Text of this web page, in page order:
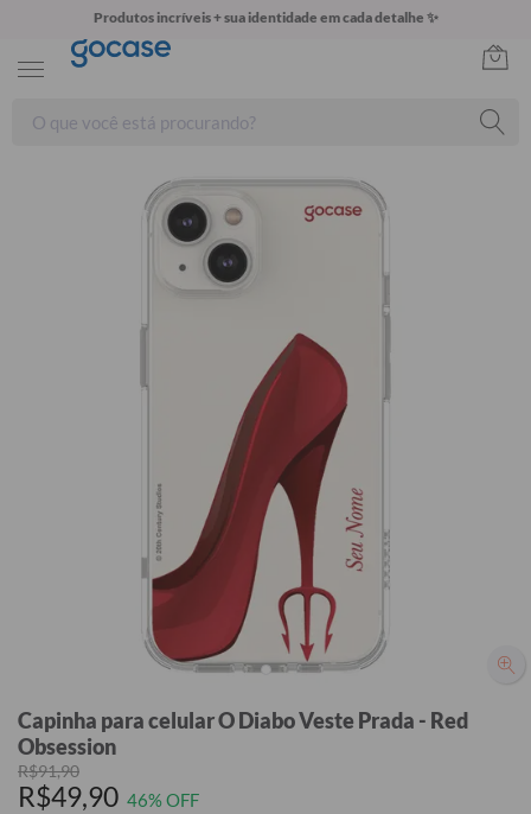
Produtos incríveis + sua identidade em cada detalhe ✨
Capinha para celular O Diabo Veste Prada - Red
Obsession
R$91,90
R$49,90 46% OFF